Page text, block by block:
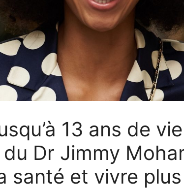
13 ans de
Dr Jimmy
santé et vivre plus